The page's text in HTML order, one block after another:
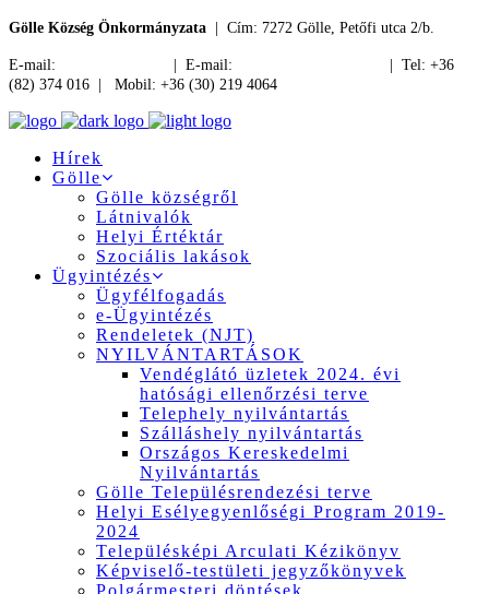
Gölle Község Önkormányzata | Cím: 7272 Gölle, Petőfi utca 2/b.
E-mail: | E-mail:
| Tel: +36
(82) 374 016 | Mobil: +36 (30) 219 4064
Hírek
Gölle
Gölle községről
Látnivalók
Helyi Értéktár
Szociális lakások
Ügyintézés
Ügyfélfogadás
e-Ügyintézés
Rendeletek (NJT)
NYILVÁNTARTÁSOK
Vendéglátó üzletek 2024. évi
hatósági ellenőrzési terve
Telephely nyilvántartás
Szálláshely nyilvántartás
Országos Kereskedelmi
Nyilvántartás
Gölle Településrendezési terve
Helyi Esélyegyenlőségi Program 2019-
2024
Településképi Arculati Kézikönyv
Képviselő-testületi jegyzőkönyvek
Polgármesteri döntések